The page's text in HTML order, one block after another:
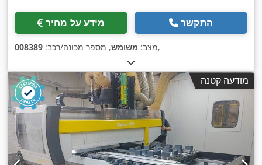
מידע על מחיר התקשר
מצב: משומש, מספר מכונה/רכב: 008389 ,
מודעה קטנה